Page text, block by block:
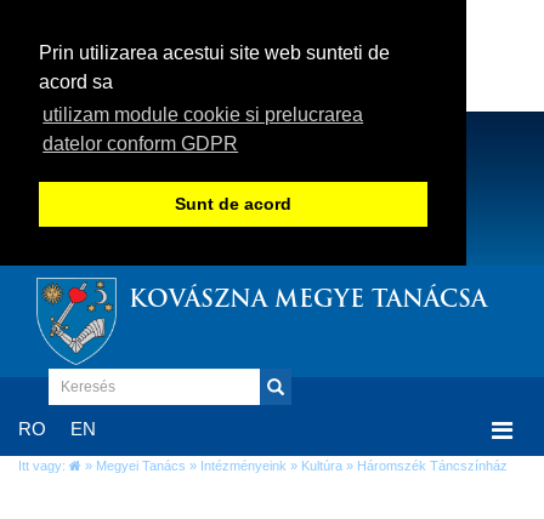
Prin utilizarea acestui site web sunteti de
acord sa
utilizam module cookie si prelucrarea
datelor conform GDPR
Sunt de acord
KOVÁSZNA MEGYE TANÁCSA
RO EN
Itt vagy: » Megyei Tanács » Intézményeink » Kultúra » Háromszék Táncszínház